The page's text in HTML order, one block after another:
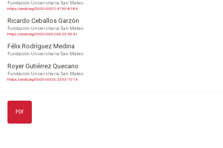
Fundación Universitaria San Mateo
https://orcid.org/0000-0002-4190-8184
Ricardo Ceballos Garzón
Fundación Universitaria San Mateo
https://orcid.org/0000-0002-6623-5641
Félix Rodríguez Medina
Fundación Universitaria San Mateo
Royer Gutiérrez Quecano
Fundación Universitaria San Mateo
https://orcid.org/0000-0003-2353-7014
PDF